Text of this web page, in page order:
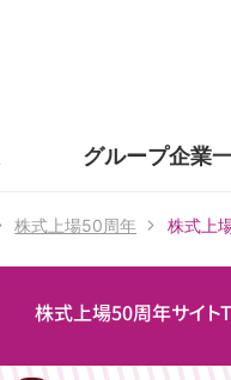
グループ企業
株式上場50周年 株式上
株式上場50周年サイト